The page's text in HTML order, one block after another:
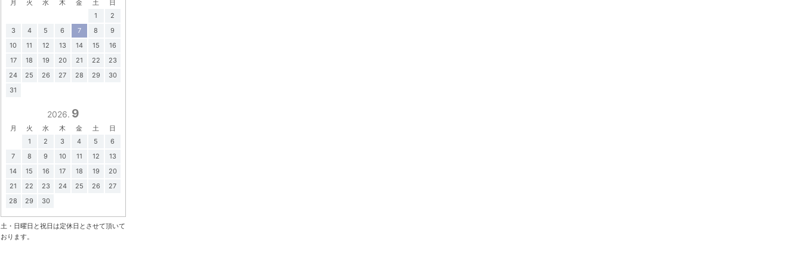
月 火 水 木 金 土
日
1
2
3
4 5 6 7 8
9
10
11 12 13 14 15
16
17
18 19 20 21 22
23
24
25 26 27 28 29
30
31
2026. 9
月 火 水 木 金 土
日
1
2 3 4 5
6
7
8 9 10 11 12
13
14
15 16 17 18 19
20
21
22 23 24 25 26
27
28
29 30
土・日曜日と祝日は定休日とさせて頂いて
おります。